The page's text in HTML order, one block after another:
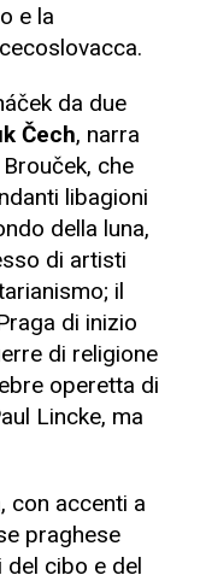
e la
da due
Čech, narra
che
libagioni
della luna,
di artisti
il
di inizio
di religione
operetta di
Lincke, ma
con accenti a
praghese
cibo e del